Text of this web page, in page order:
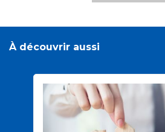
À découvrir aussi